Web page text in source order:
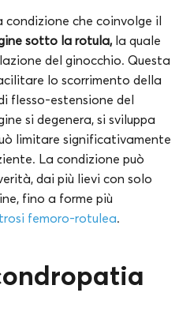
che coinvolge il
sotto la rotula, la quale
del ginocchio. Questa
lo scorrimento della
flesso-estensione del
si degenera, si sviluppa
limitare significativamente
La condizione può
dai più lievi con solo
fino a forme più
femoro-rotulea.